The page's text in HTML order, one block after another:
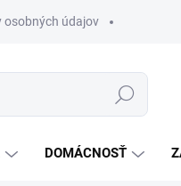
osobných údajov
Hľadať
DOMÁCNOSŤ